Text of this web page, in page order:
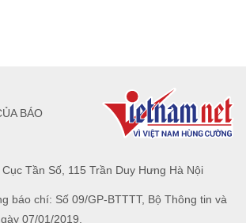
Tần Số, 115 Trần Duy Hưng Hà Nội
báo chí: Số 09/GP-BTTTT, Bộ Thông tin và
07/01/2019.
BÁO